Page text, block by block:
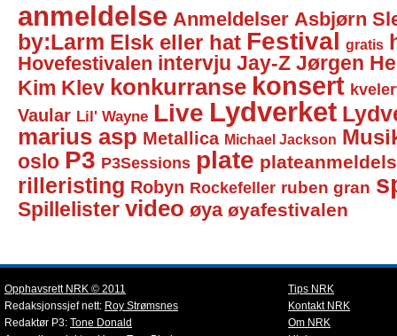
anmeldelse Anmeldelser Asbjørn
by:Larm Elsk eller hat Festival gratis
Hovefestivalen intervju Jay-Z Jørgen
Kim Klev konkurranse konsert
Vaular Lil' Wayne Live Lydverket
marius asp Metallica Michael Jackson
oslo P3 P3Sessions plate
rilleristing Robyn Rockefeller ruben gran
Spillelister video øya øyafestivalen
Opphavsrett NRK © 2011
Redaksjonssjef nett: Roy Strømsnes
Redaktør P3: Tone Donald
Tips NRK
Kontakt NRK
Om NRK